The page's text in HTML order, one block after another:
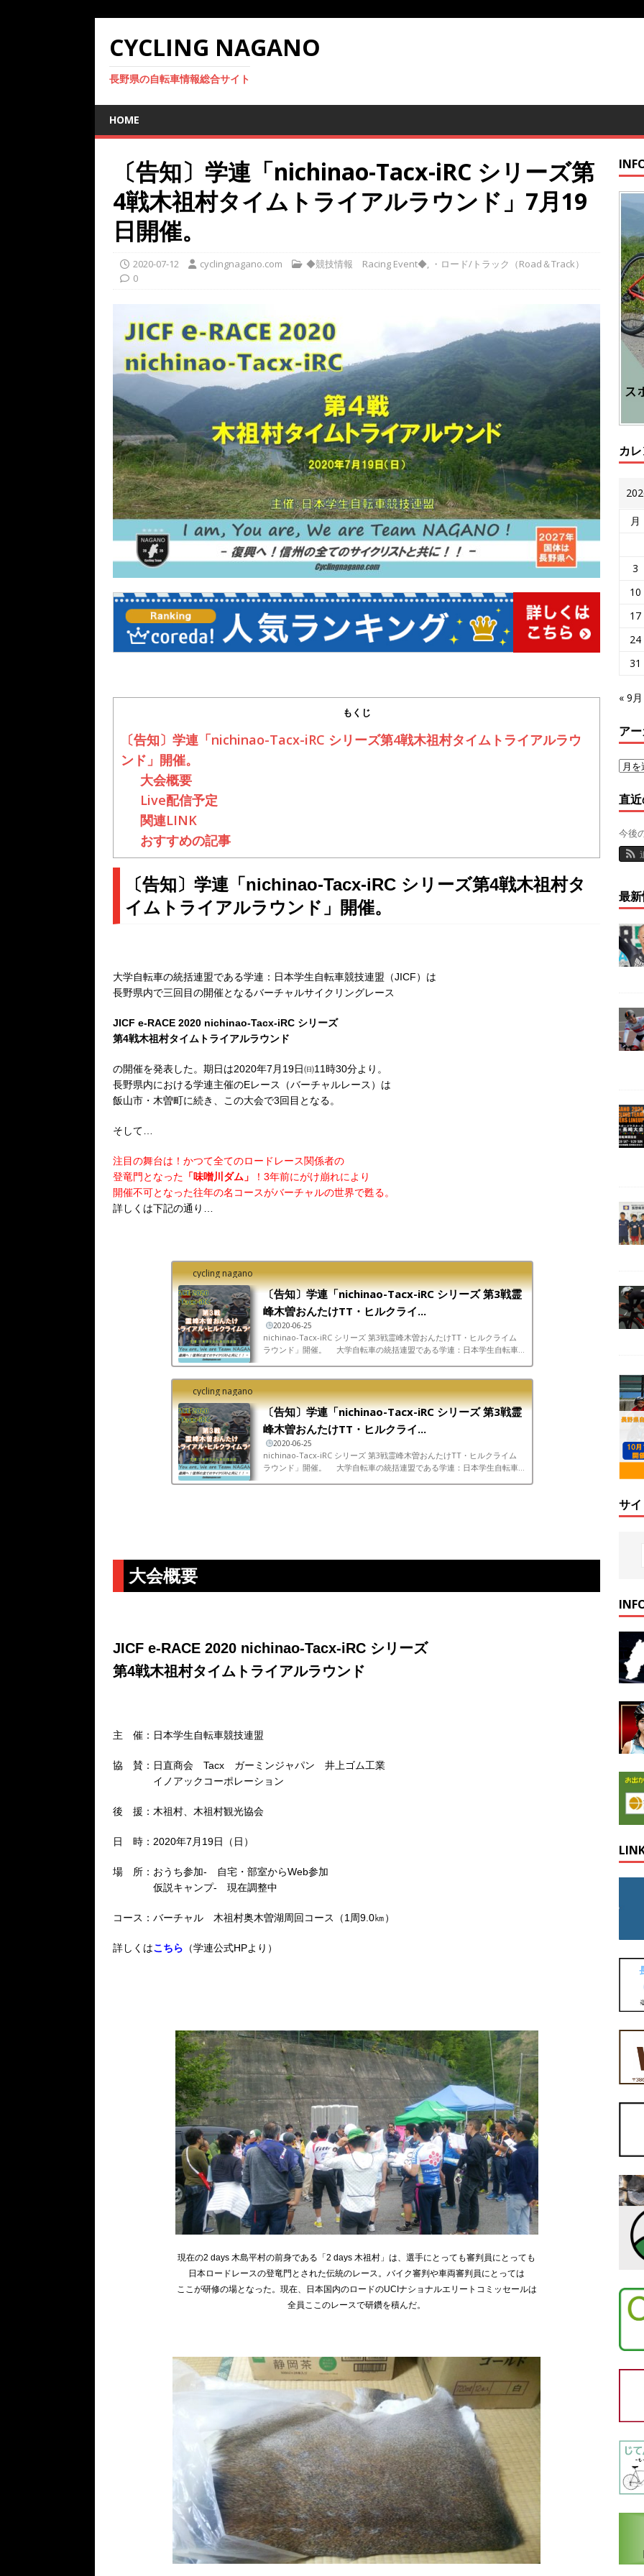
CYCLING NAGANO
長野県の自転車情報総合サイト
HOME
〔告知〕学連「nichinao-Tacx-iRC シリーズ第
4戦木祖村タイムトライアルラウンド」7月19
日開催。
2020-07-12 cyclingnagano.com ◆競技情報 Racing Event◆, ・ロード/トラック（Road＆Track）
0
もくじ
〔告知〕学連「nichinao-Tacx-iRC シリーズ第4戦木祖村タイムトライアルラウ
ンド」開催。
大会概要
Live配信予定
関連LINK
おすすめの記事
〔告知〕学連「nichinao-Tacx-iRC シリーズ第4戦木祖村タ
イムトライアルラウンド」開催。
大学自転車の統括連盟である学連：日本学生自転車競技連盟（JICF）は
長野県内で三回目の開催となるバーチャルサイクリングレース
JICF e-RACE 2020 nichinao-Tacx-iRC シリーズ
第4戦木祖村タイムトライアルラウンド
の開催を発表した。期日は2020年7月19日㈰11時30分より。
長野県内における学連主催のEレース（バーチャルレース）は
飯山市・木曽町に続き、この大会で3回目となる。
そして…
注目の舞台は！かつて全てのロードレース関係者の
登竜門となった 「味噌川ダム」
！3年前にがけ崩れにより
開催不可となった往年の名コースがバーチャルの世界で甦る。
詳しくは下記の通り…
cycling nagano
〔告知〕学連「nichinao-Tacx-iRC シリーズ 第3戦霊
峰木曽おんたけTT・ヒルクライ...
2020-06-25
nichinao-Tacx-iRC シリーズ 第3戦霊峰木曽おんたけTT・ヒルクライム
ラウンド」開催。 大学自転車の統括連盟である学連：日本学生自転車競
cycling nagano
〔告知〕学連「nichinao-Tacx-iRC シリーズ 第3戦霊
峰木曽おんたけTT・ヒルクライ...
2020-06-25
nichinao-Tacx-iRC シリーズ 第3戦霊峰木曽おんたけTT・ヒルクライム
ラウンド」開催。 大学自転車の統括連盟である学連：日本学生自転車競
大会概要
JICF e-RACE 2020 nichinao-Tacx-iRC シリーズ
第4戦木祖村タイムトライアルラウンド
主 催：日本学生自転車競技連盟
協 賛：日直商会 Tacx ガーミンジャパン 井上ゴム工業
イノアックコーポレーション
後 援：木祖村、木祖村観光協会
日 時：2020年7月19日（日）
場 所：おうち参加- 自宅・部室からWeb参加
仮説キャンプ- 現在調整中
コース：バーチャル 木祖村奥木曽湖周回コース（1周9.0㎞）
詳しくはこちら （学連公式HPより）
現在の2 days 木島平村の前身である「2 days 木祖村」は、選手にとっても審判員にとっても
日本ロードレースの登竜門とされた伝統のレース。バイク審判や車両審判員にとっては
ここが研修の場となった。現在、日本国内のロードのUCIナショナルエリートコミッセールは
全員ここのレースで研鑽を積んだ。
カ
月
3
10
17
24
31
« 9月
ア
直
今後
最
サ